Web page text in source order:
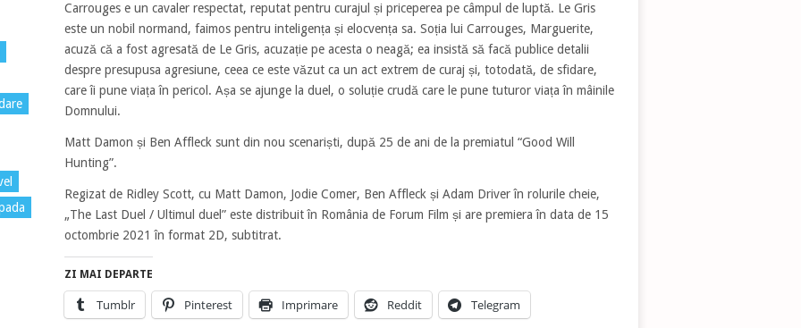
Carrouges e un cavaler respectat, reputat pentru curajul și priceperea pe câmpul de luptă. Le Gris
este un nobil normand, faimos pentru inteligența și elocvența sa. Soția lui Carrouges, Marguerite,
acuză că a fost agresată de Le Gris, acuzație pe acesta o neagă; ea insistă să facă publice detalii
despre presupusa agresiune, ceea ce este văzut ca un act extrem de curaj și, totodată, de sfidare,
care îi pune viața în pericol. Așa se ajunge la duel, o soluție crudă care le pune tuturor viața în mâinile
Domnului.
Matt Damon și Ben Affleck sunt din nou scenariști, după 25 de ani de la premiatul “Good Will
Hunting”.
Regizat de Ridley Scott, cu Matt Damon, Jodie Comer, Ben Affleck și Adam Driver în rolurile cheie,
„The Last Duel / Ultimul duel” este distribuit în România de Forum Film și are premiera în data de 15
octombrie 2021 în format 2D, subtitrat.
ZI MAI DEPARTE
Tumblr Pinterest Imprimare Reddit Telegram